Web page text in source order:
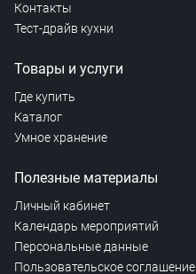
Контакты
Тест-драйв кухни
Товары и услуги
Где купить
Каталог
Умное хранение
Полезные материалы
Личный кабинет
Календарь мероприятий
Персональные данные
Пользовательское соглашение